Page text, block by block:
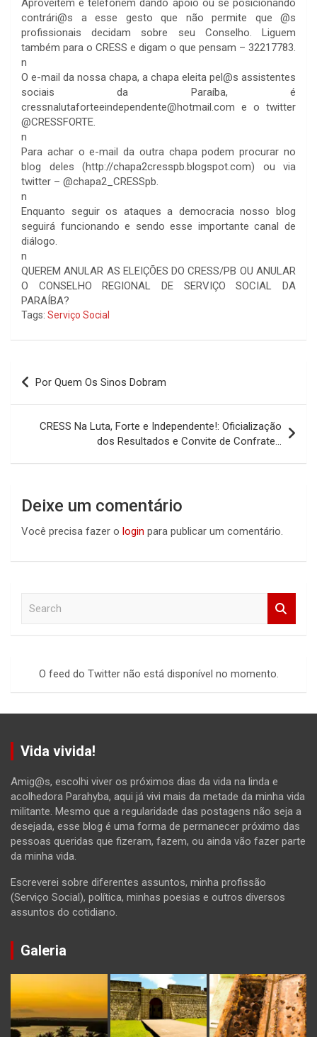
Aproveitem e telefonem dando apoio ou se posicionando
contrári@s a esse gesto que não permite que @s
profissionais decidam sobre seu Conselho. Liguem
também para o CRESS e digam o que pensam – 32217783.
n
O e-mail da nossa chapa, a chapa eleita pel@s assistentes
sociais da Paraíba, é
cressnalutaforteeindependente@hotmail.com e o twitter
@CRESSFORTE.
n
Para achar o e-mail da outra chapa podem procurar no
blog deles (http://chapa2cresspb.blogspot.com) ou via
twitter – @chapa2_CRESSpb.
n
Enquanto seguir os ataques a democracia nosso blog
seguirá funcionando e sendo esse importante canal de
diálogo.
n
QUEREM ANULAR AS ELEIÇÕES DO CRESS/PB OU ANULAR
O CONSELHO REGIONAL DE SERVIÇO SOCIAL DA
PARAÍBA?
Tags: Serviço Social
Navegação
de
Post
Por Quem Os Sinos Dobram
CRESS Na Luta, Forte e Independente!: Oficialização
dos Resultados e Convite de Confrate…
Deixe um comentário
Você precisa fazer o login para publicar um comentário.
O feed do Twitter não está disponível no momento.
Vida vivida!
Amig@s, escolhi viver os próximos dias da vida na linda e
acolhedora Parahyba, aqui já vivi mais da metade da minha vida
militante. Mesmo que a regularidade das postagens não seja a
desejada, esse blog é uma forma de permanecer próximo das
pessoas queridas que fizeram, fazem, ou ainda vão fazer parte
da minha vida.
Escreverei sobre diferentes assuntos, minha profissão
(Serviço Social), política, minhas poesias e outros diversos
assuntos do cotidiano.
Galeria